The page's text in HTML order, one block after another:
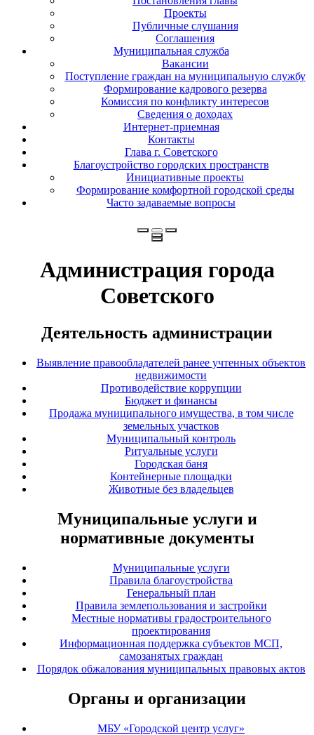
Проекты
Публичные слушания
Соглашения
Муниципальная служба
Вакансии
Поступление граждан на муниципальную службу
Формирование кадрового резерва
Комиссия по конфликту интересов
Сведения о доходах
Интернет-приемная
Контакты
Глава г. Советского
Благоустройство городских пространств
Инициативные проекты
Формирование комфортной городской среды
Часто задаваемые вопросы
Администрация города
Советского
Деятельность администрации
Выявление правообладателей ранее учтенных объектов
недвижимости
Противодействие коррупции
Бюджет и финансы
Продажа муниципального имущества, в том числе
земельных участков
Муниципальный контроль
Ритуальные услуги
Городская баня
Контейнерные площадки
Животные без владельцев
Муниципальные услуги и
нормативные документы
Муниципальные услуги
Правила благоустройства
Генеральный план
Правила землепользования и застройки
Местные нормативы градостроительного
проектирования
Информационная поддержка субъектов МСП,
самозанятых граждан
Порядок обжалования муниципальных правовых актов
Органы и организации
МБУ «Городской центр услуг»